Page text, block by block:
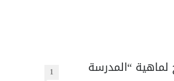
“المدرسة 1